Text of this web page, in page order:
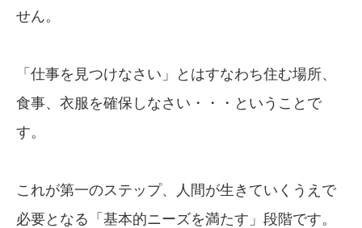
せん。
「仕事を見つけなさい」とはすなわち住む場所、
食事、衣服を確保しなさい・・・ということで
す。
これが第一のステップ、人間が生きていくうえで
必要となる「基本的ニーズを満たす」段階です。